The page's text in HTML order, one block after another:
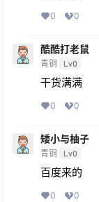
0 0
酷酷打老鼠
青铜 Lv0
干货满满
0 0
矮小与柚子
青铜 Lv0
百度来的
0 0